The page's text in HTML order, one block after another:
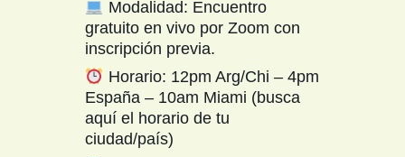
Modalidad: Encuentro
gratuito en vivo por Zoom con
inscripción previa.
Horario: 12pm Arg/Chi – 4pm
España – 10am Miami (busca
aquí el horario de tu
ciudad/país)